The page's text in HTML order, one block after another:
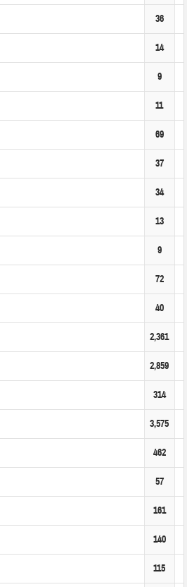
36
14
9
11
69
37
34
13
9
72
40
2,361
2,859
314
3,575
462
57
161
140
115